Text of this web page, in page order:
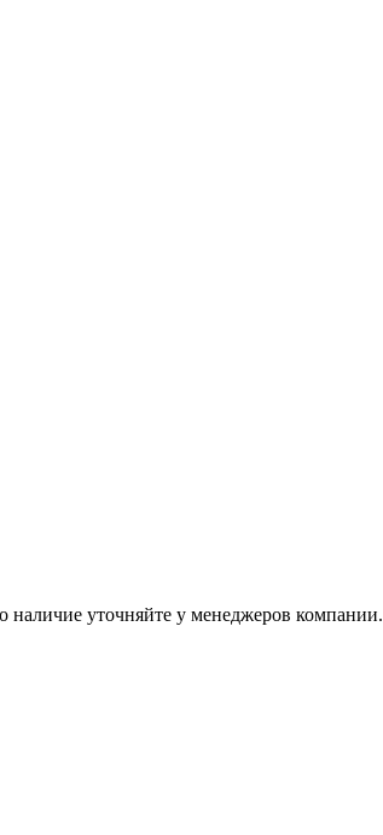
наличие уточняйте у менеджеров компании.